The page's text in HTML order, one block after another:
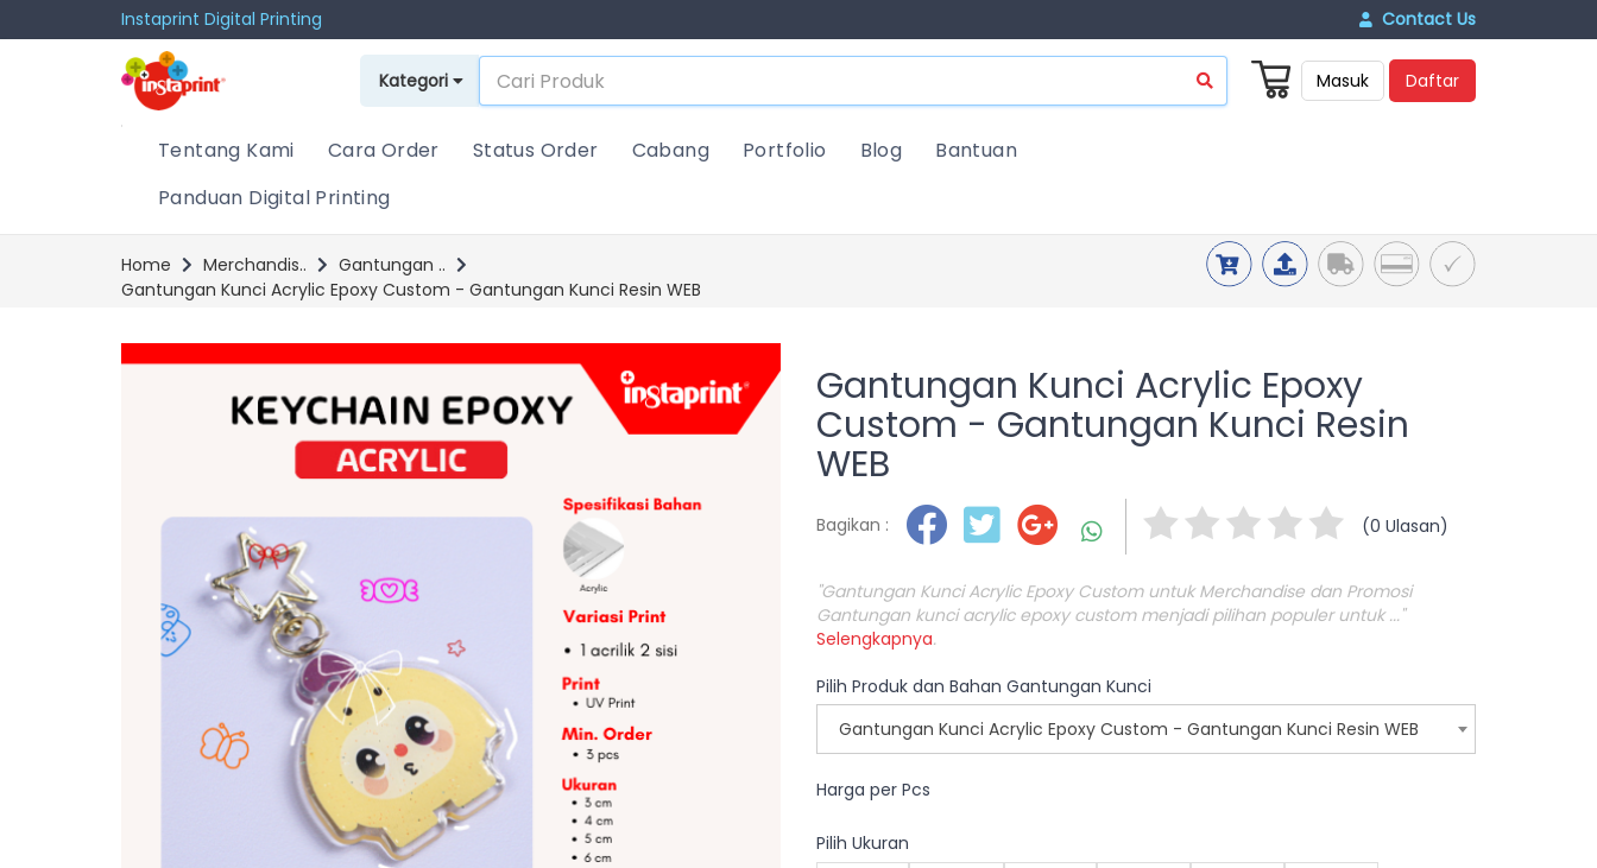
Instaprint Digital Printing Contact Us
Kategori Masuk Daftar
Tentang Kami Cara Order Status Order Cabang Portfolio Blog
Bantuan
Panduan Digital Printing
Home Merchandis..
Gantungan ..
Gantungan Kunci Acrylic Epoxy Custom - Gantungan Kunci Resin WEB
Gantungan Kunci Acrylic Epoxy
Custom - Gantungan Kunci Resin
WEB
Bagikan : (0 Ulasan)
"Gantungan Kunci Acrylic Epoxy Custom untuk Merchandise dan Promosi
Gantungan kunci acrylic epoxy custom menjadi pilihan populer untuk ..."
Selengkapnya.
Pilih Produk dan Bahan Gantungan Kunci
Gantungan Kunci Acrylic Epoxy Custom - Gantungan Kunci Resin WEB
Harga per Pcs
Pilih Ukuran